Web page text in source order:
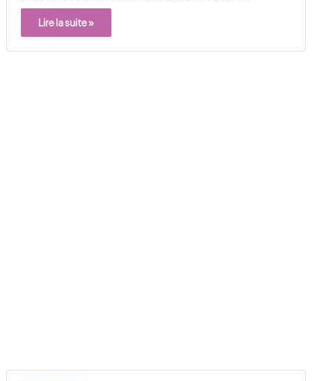
Lire la suite »